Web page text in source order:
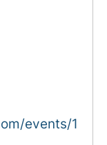
events/1